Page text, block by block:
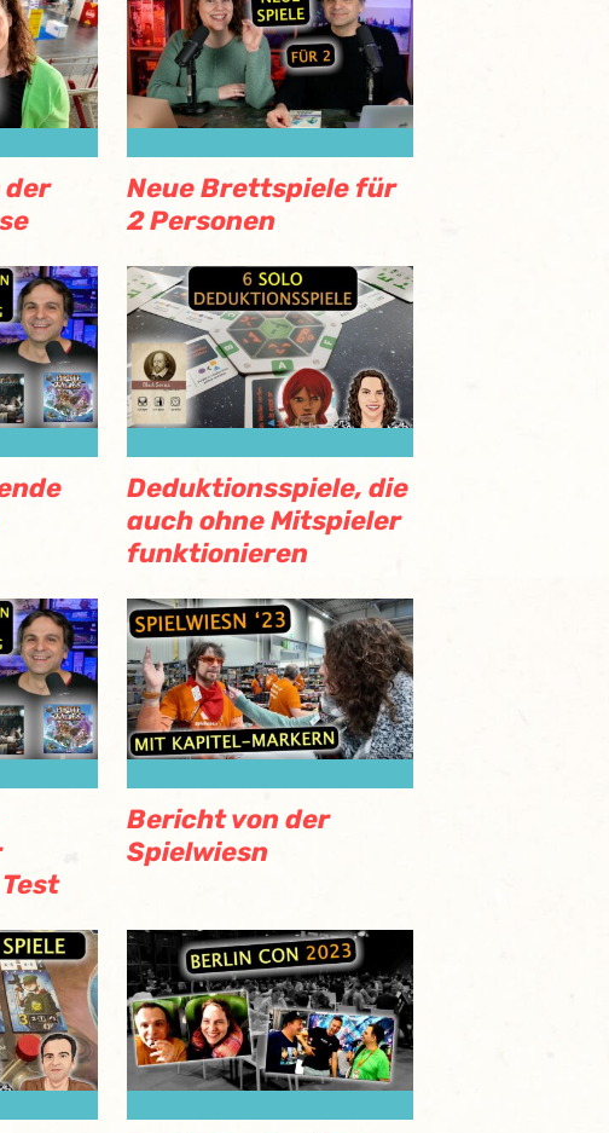
der
Neue Brettspiele für
2 Personen
Deduktionsspiele, die
auch ohne Mitspieler
funktionieren
Bericht von der
Spielwiesn